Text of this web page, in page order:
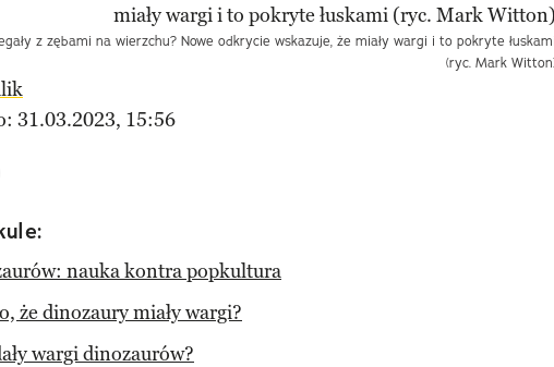
z zębami na wierzchu? Nowe odkrycie wskazuje, że miały wargi i to pokryte łuskami
(ryc. Mark
31.03.2023, 15:56
na twitter
do przyjaciela
nauka kontra popkultura
że dinozaury miały wargi?
wargi dinozaurów?